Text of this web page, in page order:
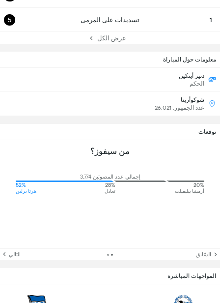
1 تسديدات على المرمى 5
عرض الكل
معلومات حول المباراة
دنيز أيتكين
الحكم
شوكوأرينا
عدد الجمهور: 26,021
توقعات
من سيفوز؟
إجمالي عدد المصوتين 3,774
20%
أرمينيا بيليفيلت
28%
تعادل
52%
هرتا برلين
السّابق التالي
المواجهات المباشرة